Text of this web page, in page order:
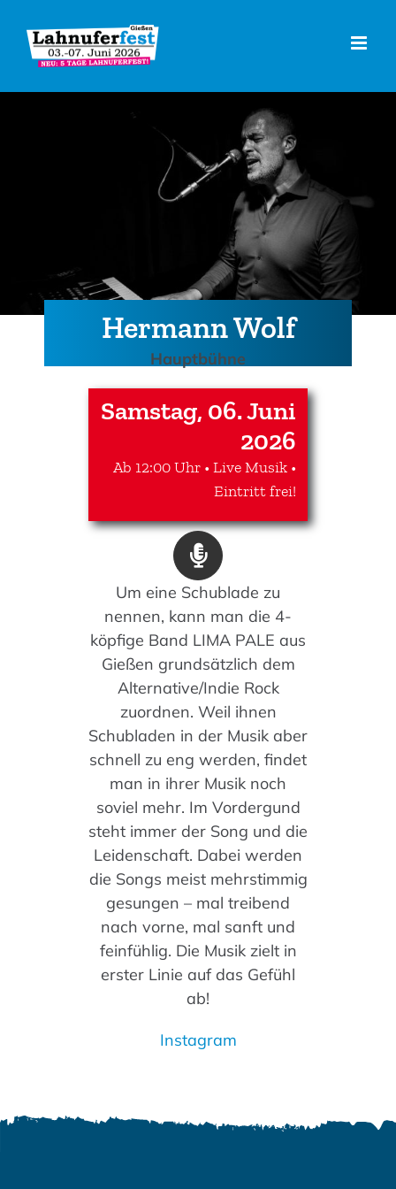
Inhalt
springen
Hermann Wolf
Hauptbühne
Samstag, 06. Juni
2026
Ab 12:00 Uhr • Live Musik •
Eintritt frei!
Um eine Schublade zu
nennen, kann man die 4-
köpfige Band LIMA PALE aus
Gießen grundsätzlich dem
Alternative/Indie Rock
zuordnen. Weil ihnen
Schubladen in der Musik aber
schnell zu eng werden, findet
man in ihrer Musik noch
soviel mehr. Im Vordergund
steht immer der Song und die
Leidenschaft. Dabei werden
die Songs meist mehrstimmig
gesungen – mal treibend
nach vorne, mal sanft und
feinfühlig. Die Musik zielt in
erster Linie auf das Gefühl
ab!
Instagram